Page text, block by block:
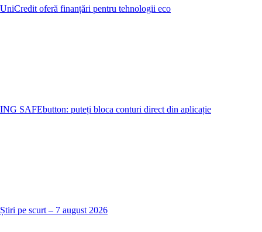
UniCredit oferă finanțări pentru tehnologii eco
ING SAFEbutton: puteți bloca conturi direct din aplicație
Știri pe scurt – 7 august 2026